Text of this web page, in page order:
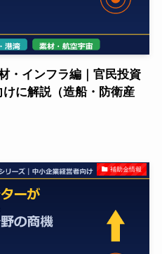
・インフラ編｜官民投資
に解説（造船・防衛産
補助金情報